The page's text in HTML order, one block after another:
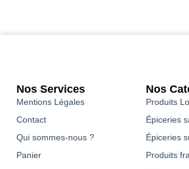
Nos Services
Mentions Légales
Contact
Qui sommes-nous ?
Panier
Nos
Produits
Épiceries
Épiceries
Produits